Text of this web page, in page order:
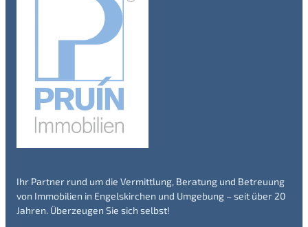
Ihr Partner rund um die Vermittlung, Beratung und Betreuung
von Immobilien in Engelskirchen und Umgebung – seit über 20
Jahren. Überzeugen Sie sich selbst!